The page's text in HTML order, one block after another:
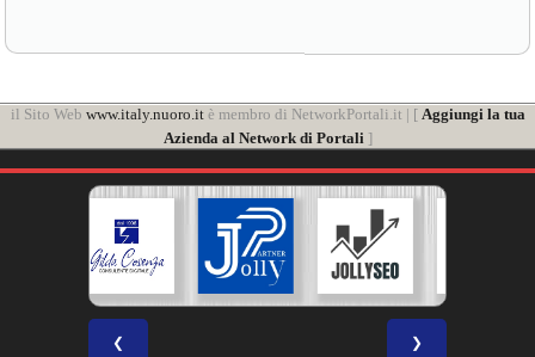
il Sito Web www.italy.nuoro.itè membro di NetworkPortali.it | [ Aggiungi la tua
Azienda al Network di Portali ]
❮ ❯